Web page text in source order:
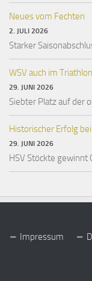
Neues vom Fechten
2. JULI 2026
Starker
WSV auch im
29. JUNI 2026
Siebter Platz auf der
Historischer Erfolg
29. JUNI 2026
HSV Stöckte gewinnt
Impressum